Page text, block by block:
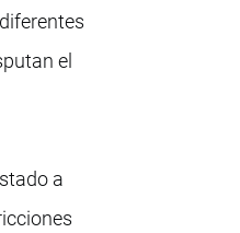
el
a